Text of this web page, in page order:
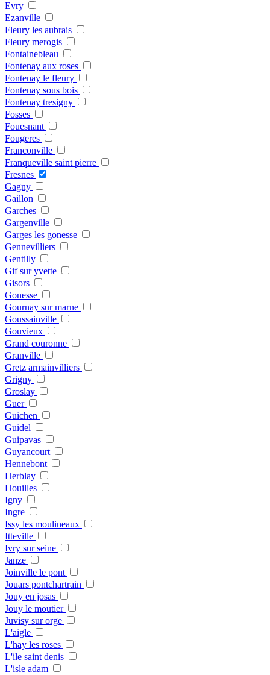
Evry
Ezanville
Fleury les aubrais
Fleury merogis
Fontainebleau
Fontenay aux roses
Fontenay le fleury
Fontenay sous bois
Fontenay tresigny
Fosses
Fouesnant
Fougeres
Franconville
Franqueville saint pierre
Fresnes
Gagny
Gaillon
Garches
Gargenville
Garges les gonesse
Gennevilliers
Gentilly
Gif sur yvette
Gisors
Gonesse
Gournay sur marne
Goussainville
Gouvieux
Grand couronne
Granville
Gretz armainvilliers
Grigny
Groslay
Guer
Guichen
Guidel
Guipavas
Guyancourt
Hennebont
Herblay
Houilles
Igny
Ingre
Issy les moulineaux
Itteville
Ivry sur seine
Janze
Joinville le pont
Jouars pontchartrain
Jouy en josas
Jouy le moutier
Juvisy sur orge
L'aigle
L'hay les roses
L'ile saint denis
L'isle adam